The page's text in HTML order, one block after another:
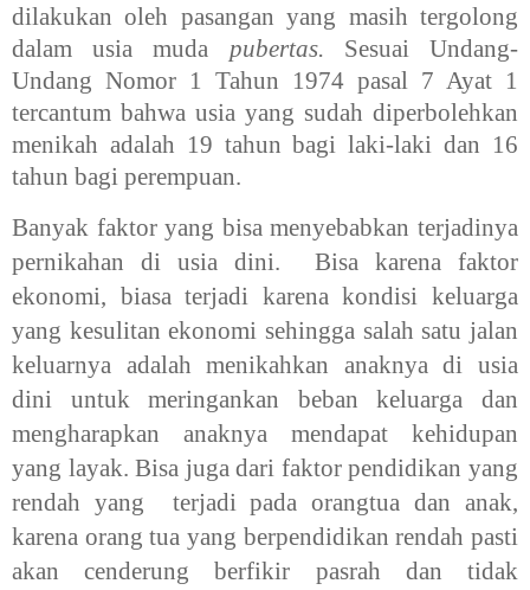
dilakukan oleh pasangan yang masih tergolong
dalam usia muda pubertas. Sesuai Undang-
Undang Nomor 1 Tahun 1974 pasal 7 Ayat 1
tercantum bahwa usia yang sudah diperbolehkan
menikah adalah 19 tahun bagi laki-laki dan 16
tahun bagi perempuan.
Banyak faktor yang bisa menyebabkan terjadinya
pernikahan di usia dini. Bisa karena faktor
ekonomi, biasa terjadi karena kondisi keluarga
yang kesulitan ekonomi sehingga salah satu jalan
keluarnya adalah menikahkan anaknya di usia
dini untuk meringankan beban keluarga dan
mengharapkan anaknya mendapat kehidupan
yang layak. Bisa juga dari faktor pendidikan yang
rendah yang terjadi pada orangtua dan anak,
karena orang tua yang berpendidikan rendah pasti
akan cenderung berfikir pasrah dan tidak